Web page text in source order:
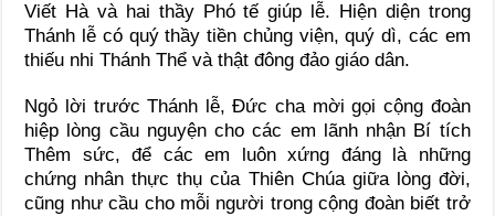
Viết Hà và hai thầy Phó tế giúp lễ. Hiện diện trong
Thánh lễ có quý thầy tiền chủng viện, quý dì, các em
thiếu nhi Thánh Thể và thật đông đảo giáo dân.
Ngỏ lời trước Thánh lễ, Đức cha mời gọi cộng đoàn
hiệp lòng cầu nguyện cho các em lãnh nhận Bí tích
Thêm sức, để các em luôn xứng đáng là những
chứng nhân thực thụ của Thiên Chúa giữa lòng đời,
cũng như cầu cho mỗi người trong cộng đoàn biết trở